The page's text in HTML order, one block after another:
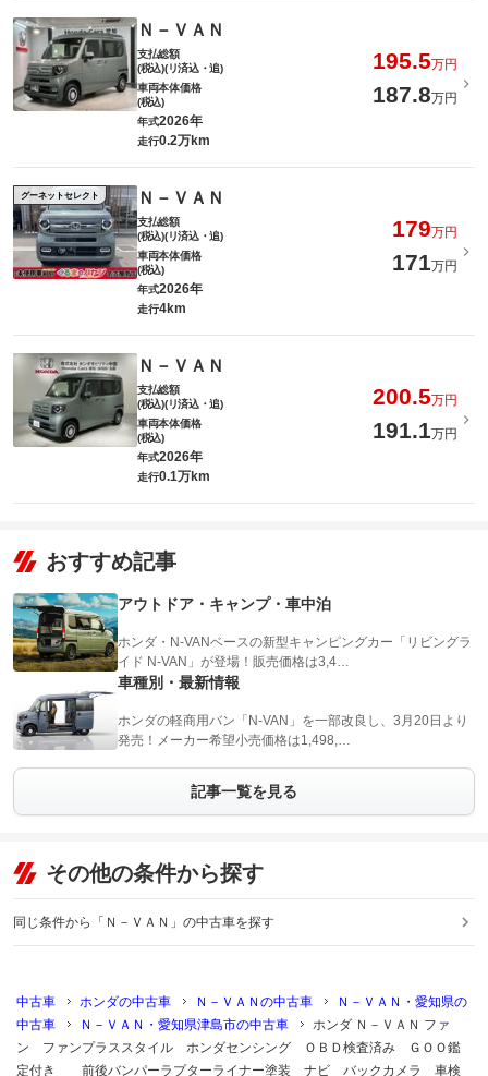
Ｎ－ＶＡＮ
支払総額
(税込)(リ済込・追)
195.5万円
車両本体価格
(税込)
187.8万円
年式2026年
走行0.2万km
グーネットセレクト Ｎ－ＶＡＮ
支払総額
(税込)(リ済込・追)
179万円
車両本体価格
(税込)
171万円
年式2026年
走行4km
Ｎ－ＶＡＮ
支払総額
(税込)(リ済込・追)
200.5万円
車両本体価格
(税込)
191.1万円
年式2026年
走行0.1万km
おすすめ記事
アウトドア・キャンプ・車中泊
ホンダ・N-VANベースの新型キャンピングカー「リビングラ
イド N-VAN」が登場！販売価格は3,4…
車種別・最新情報
ホンダの軽商用バン「N-VAN」を一部改良し、3月20日より
発売！メーカー希望小売価格は1,498,…
記事一覧を見る
その他の条件から探す
同じ条件から「Ｎ－ＶＡＮ」の中古車を探す
中古車 ホンダの中古車 Ｎ－ＶＡＮの中古車
Ｎ－ＶＡＮ・愛知県の
中古車
Ｎ－ＶＡＮ・愛知県津島市の中古車
ホンダ Ｎ－ＶＡＮ ファ
ン ファンプラススタイル ホンダセンシング ＯＢＤ検査済み ＧＯＯ鑑
定付き 前後バンパーラプターライナー塗装 ナビ バックカメラ 車検